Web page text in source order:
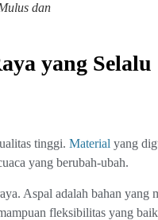
dan
yang Selalu
tinggi. Material yang
yang berubah-ubah.
Aspal adalah bahan yang
fleksibilitas yang